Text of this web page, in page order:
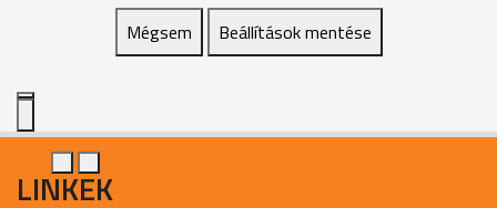
Mégsem Beállítások mentése
LINKEK